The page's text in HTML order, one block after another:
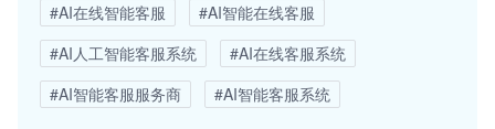
#AI在线智能客服
#AI智能在线客服
#AI人工智能客服系统
#AI在线客服系统
#AI智能客服服务商
#AI智能客服系统